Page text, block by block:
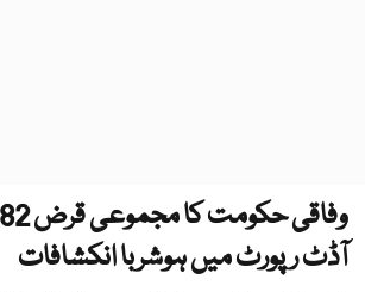
آڈٹ رپورٹ میں ہوشربا انکشافات